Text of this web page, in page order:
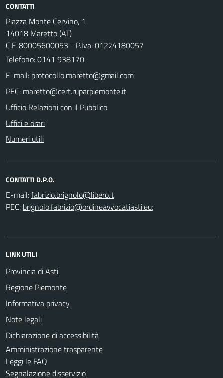
CONTATTI
Piazza Monte Cervino, 1
14018 Maretto (AT)
C.F. 80005600053 - P.Iva: 01224180057
Telefono:0141 938170
E-mail:
PEC:
Ufficio Relazioni con il Pubblico
Uffici e orari
Numeri utili
CONTATTI D.P.O.
E-mail:
PEC:
;
LINK UTILI
Provincia di Asti
Regione Piemonte
Informativa privacy
Note legali
Dichiarazione di accessibilità
Amministrazione trasparente
Leggi le FAQ
Segnalazione disservizio